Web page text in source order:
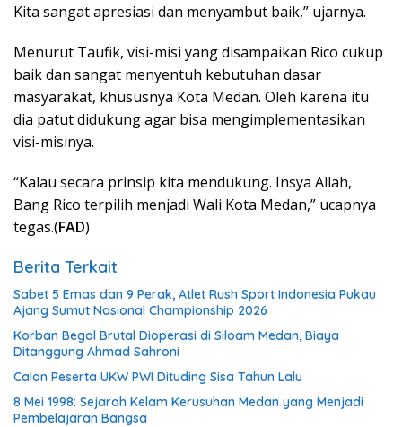
Kita sangat apresiasi dan menyambut baik,” ujarnya.
Menurut Taufik, visi-misi yang disampaikan Rico cukup
baik dan sangat menyentuh kebutuhan dasar
masyarakat, khususnya Kota Medan. Oleh karena itu
dia patut didukung agar bisa mengimplementasikan
visi-misinya.
“Kalau secara prinsip kita mendukung. Insya Allah,
Bang Rico terpilih menjadi Wali Kota Medan,” ucapnya
tegas.(FAD)
Berita Terkait
Sabet 5 Emas dan 9 Perak, Atlet Rush Sport Indonesia Pukau
Ajang Sumut Nasional Championship 2026
Korban Begal Brutal Dioperasi di Siloam Medan, Biaya
Ditanggung Ahmad Sahroni
Calon Peserta UKW PWI Dituding Sisa Tahun Lalu
8 Mei 1998: Sejarah Kelam Kerusuhan Medan yang Menjadi
Pembelajaran Bangsa